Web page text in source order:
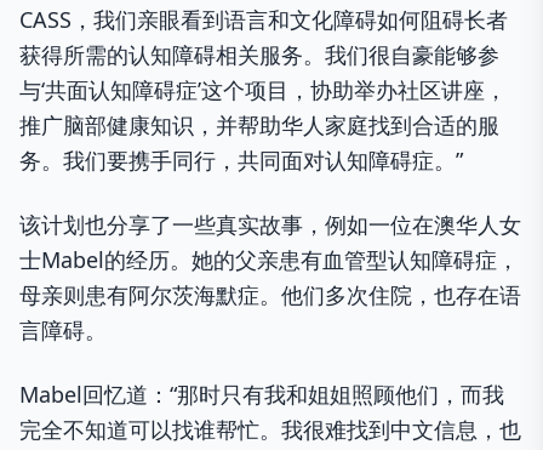
CASS，我们亲眼看到语言和文化障碍如何阻碍长者
获得所需的认知障碍相关服务。我们很自豪能够参
与‘共面认知障碍症’这个项目，协助举办社区讲座，
推广脑部健康知识，并帮助华人家庭找到合适的服
务。我们要携手同行，共同面对认知障碍症。”
该计划也分享了一些真实故事，例如一位在澳华人女
士Mabel的经历。她的父亲患有血管型认知障碍症，
母亲则患有阿尔茨海默症。他们多次住院，也存在语
言障碍。
Mabel回忆道：“那时只有我和姐姐照顾他们，而我
完全不知道可以找谁帮忙。我很难找到中文信息，也